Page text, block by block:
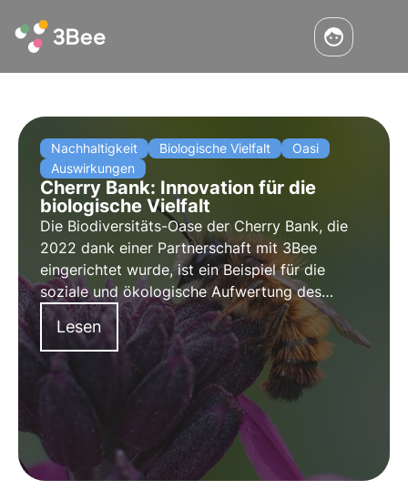
Nachhaltigkeit Biologische Vielfalt
Oasi
Auswirkungen
Cherry Bank: Innovation für die
biologische Vielfalt
Die Biodiversitäts-Oase der Cherry Bank, die
2022 dank einer Partnerschaft mit 3Bee
eingerichtet wurde, ist ein Beispiel für die
soziale und ökologische Aufwertung des
Gebiets. Erfahren Sie mehr über das Projekt im
Interview mit Maddalena Ganz, Leiterin der
Abteilung Marketing und Kommunikation der
Cherry Bank.
Lesen